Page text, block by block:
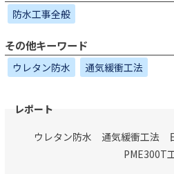
防水工事全般
その他キーワード
ウレタン防水 通気緩衝工法
ウレタン防水 通気緩衝工法
PME300T